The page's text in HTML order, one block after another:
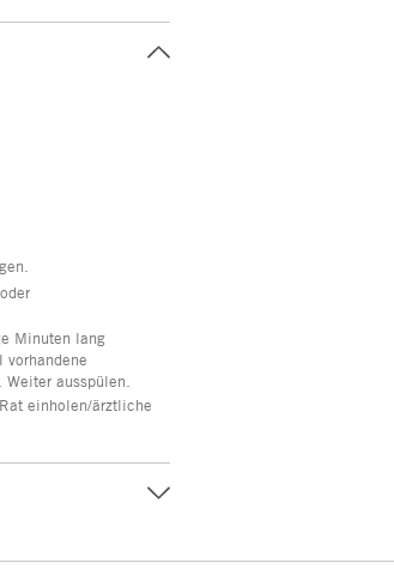
Minuten lang
vorhandene
ausspülen.
einholen/ärztliche